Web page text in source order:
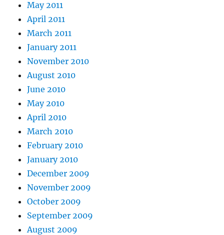
May 2011
April 2011
March 2011
January 2011
November 2010
August 2010
June 2010
May 2010
April 2010
March 2010
February 2010
January 2010
December 2009
November 2009
October 2009
September 2009
August 2009